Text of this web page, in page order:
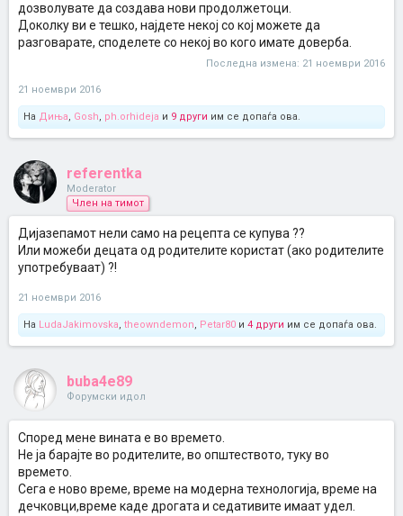
дозволувате да создава нови продолжетоци.
Доколку ви е тешко, најдете некој со кој можете да
разговарате, споделете со некој во кого имате доверба.
Последна измена: 21 ноември 2016
21 ноември 2016
На Диња, Gosh, ph.orhideja и 9 други им се допаѓа ова.
referentka
Moderator
Член на тимот
Дијазепамот нели само на рецепта се купува ??
Или можеби децата од родителите користат (ако родителите
употребуваат) ?!
21 ноември 2016
На LudaJakimovska, theowndemon, Petar80 и 4 други им се допаѓа ова.
buba4e89
Форумски идол
Според мене вината е во времето.
Не ја барајте во родителите, во општеството, туку во
времето.
Сега е ново време, време на модерна технологија, време на
дечковци,време каде дрогата и седативите имаат удел.